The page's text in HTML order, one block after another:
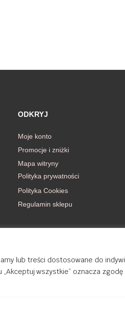
lub treści dostosowane do
wszystkie” oznacza zgodę
ODKRYJ
Moje konto
Promocje i zniżki
Mapa witryny
Polityka prywatności
Polityka Cookies
Regulamin sklepu